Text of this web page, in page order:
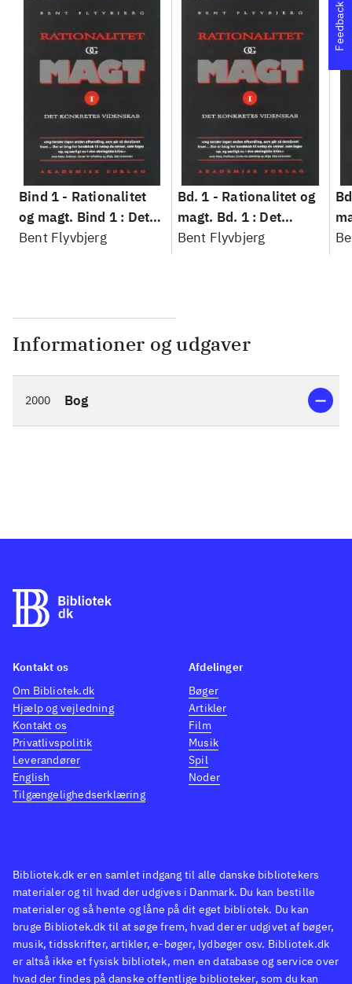
Bind 1 - Rationalitet
og magt. Bind 1 : Det
konkretes videnskab
Bent Flyvbjerg
Bd. 1 - Rationalitet og
magt. Bd. 1 : Det
konkretes videnskab
Bent Flyvbjerg
Informationer og udgaver
2000 Bog
Feedback
Bibliotek.dk er en samlet indgang til alle danske bibliotekers
materialer og til hvad der udgives i Danmark. Du kan bestille
materialer og så hente og låne på dit eget bibliotek. Du kan
bruge Bibliotek.dk til at søge frem, hvad der er udgivet af bøger,
musik, tidsskrifter, artikler, e-bøger, lydbøger osv. Bibliotek.dk
er altså ikke et fysisk bibliotek, men en database og service over
hvad der findes på danske offentlige biblioteker, som du kan
Kontakt os
Om Bibliotek.dk
Hjælp og vejledning
Kontakt os
Privatlivspolitik
Leverandører
English
Tilgængelighedserklæring
Afdelinger
Bøger
Artikler
Film
Musik
Spil
Noder